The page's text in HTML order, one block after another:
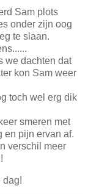
Sam plots
onder zijn oog
te slaan.
we dachten dat
kon Sam weer
toch wel erg dik
smeren met
en pijn ervan af.
verschil meer
dag!